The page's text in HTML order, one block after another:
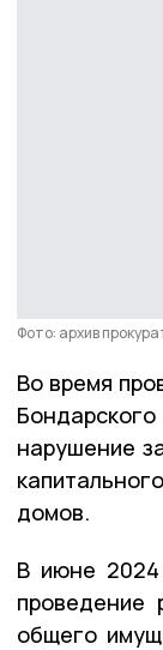
Фото: архив
Во время
нарушение
домов.
В июне
проведение
общего